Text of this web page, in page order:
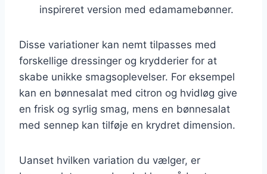
inspireret version med edamamebønner.
Disse variationer kan nemt tilpasses med
forskellige dressinger og krydderier for at
skabe unikke smagsoplevelser. For eksempel
kan en bønnesalat med citron og hvidløg give
en frisk og syrlig smag, mens en bønnesalat
med sennep kan tilføje en krydret dimension.
Uanset hvilken variation du vælger, er